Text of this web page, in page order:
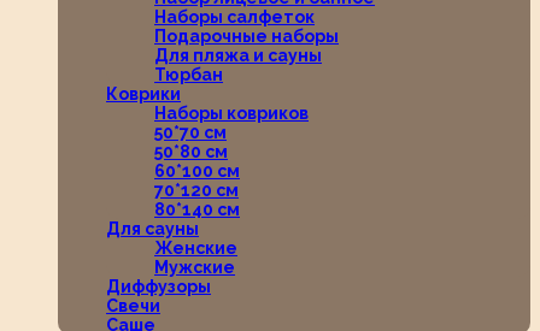
Наборы салфеток
Подарочные наборы
Для пляжа и сауны
Тюрбан
Коврики
Наборы ковриков
50*70 см
50*80 см
60*100 см
70*120 см
80*140 см
Для сауны
Женские
Мужские
Диффузоры
Свечи
Саше